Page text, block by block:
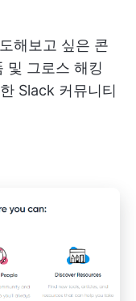
해보고 싶은 콘
및 그로스 해킹
Slack 커뮤니티